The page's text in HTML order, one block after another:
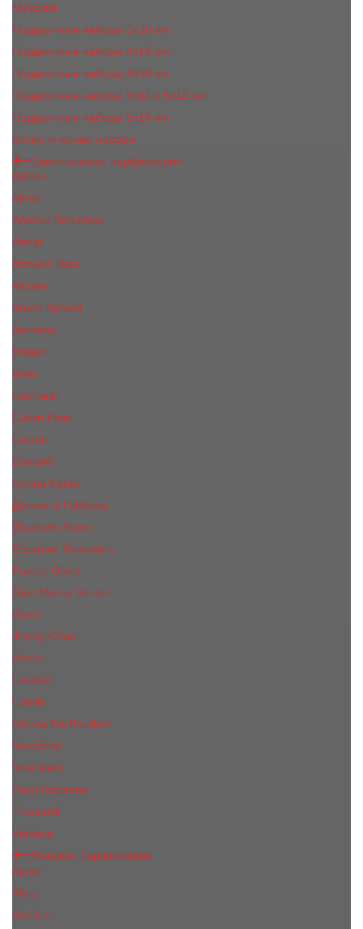
Мужские
Подарочные наборы 3х30 мл
Подарочные наборы 4x15 мл
Подарочные наборы 4x30 мл
Подарочные наборы 5x11 и 5х12 мл
Подарочные наборы 5x15 мл
Косметические наборы
Оригинальная парфюмерия
Adidas
Ajmal
Antonio Banderas
Armaf
Armand Basi
Azzaro
Bruno Banani
Burberry
Bvlgari
Boss
Cacharel
Calvin Klein
Cerruti
Davidoff
Donna Karan
Дольче & Габбана
Elizabeth Arden
Escentric Molecules
Franck Oliver
Gian Marco Venturi
Gucci
Jimmy Choo
Kenzo
Lacoste
Lanvin
Marina De Bourbon
Moschino
Nina Ricci
Paco Rabanne
Trussardi
Versace
Женская парфюмерия
Ajmal
Alaia
Annifen